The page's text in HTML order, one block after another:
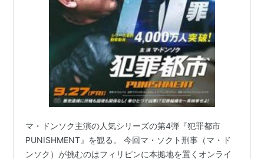
マ・ドンソク主演の人気シリーズの第4弾『犯罪都市
PUNISHMENT』を観る。 今回マ・ソクト刑事（マ・ド
ンソク）が挑むのはフィリピンに本拠地を置くオンライ